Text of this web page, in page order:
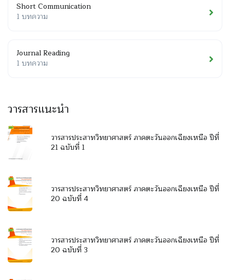
Short Communication
1 บทความ
Journal Reading
1 บทความ
วารสารแนะนำ
วารสารประสาทวิทยาศาสตร์ ภาคตะวันออกเฉียงเหนือ ปีที่
21 ฉบับที่ 1
วารสารประสาทวิทยาศาสตร์ ภาคตะวันออกเฉียงเหนือ ปีที่
20 ฉบับที่ 4
วารสารประสาทวิทยาศาสตร์ ภาคตะวันออกเฉียงเหนือ ปีที่
20 ฉบับที่ 3